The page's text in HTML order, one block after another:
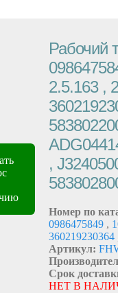
Рабочий
2.5.163 ,
,
Номер по
0986475849 ,
360219230364
Артикул:
Срок
НЕТ В